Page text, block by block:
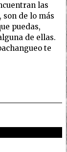
las
son de lo más
puedas,
de ellas.
te